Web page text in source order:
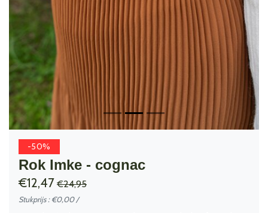
-50%
Rok Imke - cognac
€12,47 €24,95
Stukprijs : €0,00 /